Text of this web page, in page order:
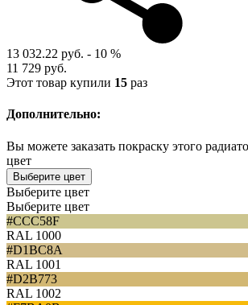
13 032.22 руб. - 10 %
11 729 руб.
Этот товар купили 15 раз
Дополнительно:
Вы можете заказать покраску этого
цвет
Выберите цвет
Выберите цвет
Выберите цвет
#CCC58F
RAL 1000
#D1BC8A
RAL 1001
#D2B773
RAL 1002